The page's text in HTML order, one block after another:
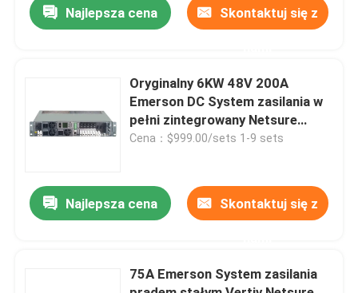
filmy
zewnętrzna szafa telekomunikacyjna
Szafa na sprzęt telekomunikacyjny
Szafka akumulatorów telekomunikacyjnych
Telekomunikacyjne systemy zasilania prądem stałym
Najlepsza cena Skontaktuj się z
Oryginalny 6KW 48V 200A
Emerson DC System zasilania w
pełni zintegrowany Netsure
531A32
Cena：$999.00/sets 1-9 sets
Najlepsza cena Skontaktuj się z
75A Emerson System zasilania